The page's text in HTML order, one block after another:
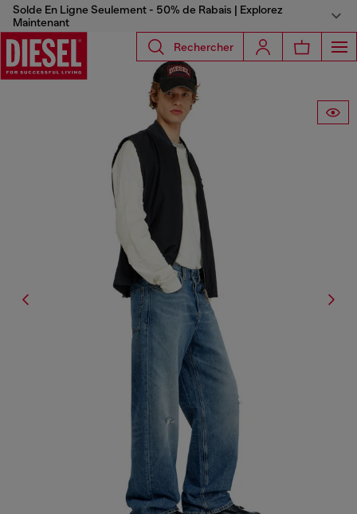
Solde En Ligne Seulement - 50% de Rabais | Explorez
Maintenant
Rechercher